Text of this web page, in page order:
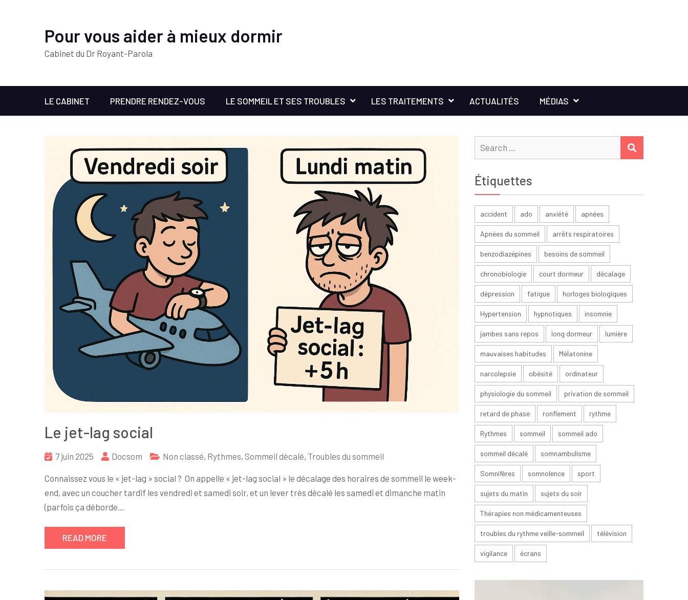
Pour vous aider à mieux dormir
Cabinet du Dr Royant-Parola
LE CABINET PRENDRE RENDEZ-VOUS LE SOMMEIL ET SES TROUBLES LES TRAITEMENTS ACTUALITÉS MÉDIAS
Le jet-lag social
7 juin 2025 Docsom Non classé, Rythmes, Sommeil décalé, Troubles du sommeil
Connaissez vous le « jet-lag » social ? On appelle « jet-lag social » le décalage des horaires de sommeil le week-
end, avec un coucher tardif les vendredi et samedi soir, et un lever très décalé les samedi et dimanche matin
(parfois ça déborde…
READ MORE
Search
for:
Étiquettes
accident ado anxiété apnées
Apnées du sommeil arrêts respiratoires
benzodiazépines besoins de sommeil
chronobiologie court dormeur décalage
dépression fatigue horloges biologiques
Hypertension hypnotiques insomnie
jambes sans repos long dormeur lumière
mauvaises habitudes Mélatonine
narcolepsie obésité ordinateur
physiologie du sommeil privation de sommeil
retard de phase ronflement rythme
Rythmes sommeil sommeil ado
sommeil décalé somnambulisme
Somnifères somnolence sport
sujets du matin sujets du soir
Thérapies non médicamenteuses
troubles du rythme veille-sommeil télévision
vigilance écrans